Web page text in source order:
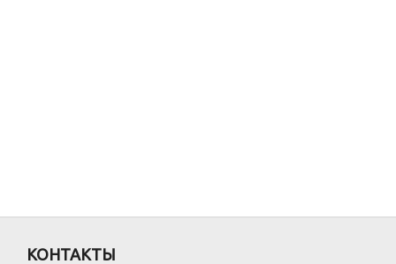
КОНТАКТЫ